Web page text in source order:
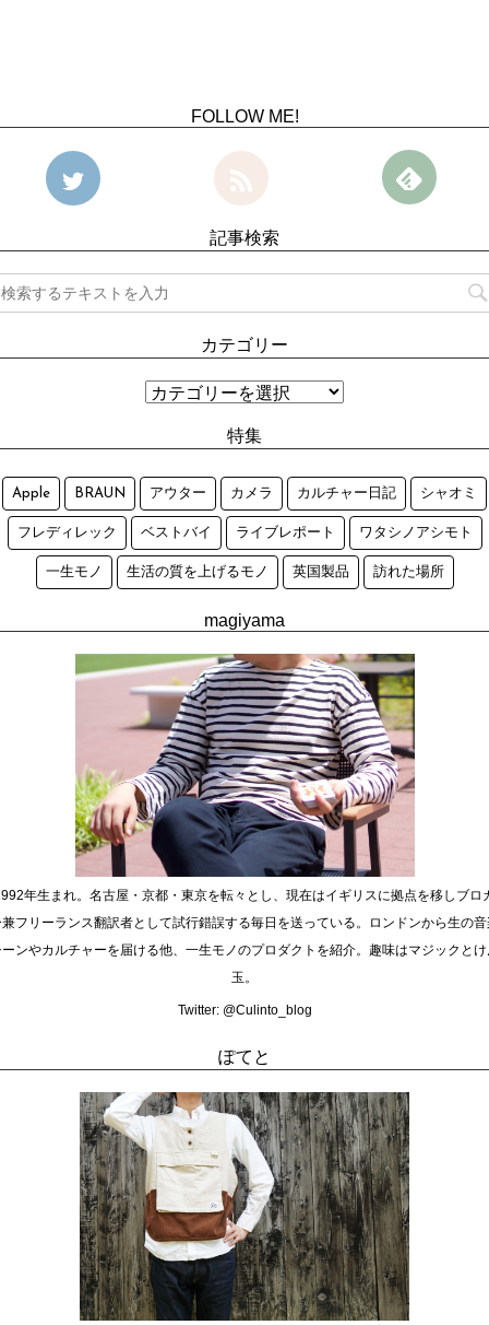
FOLLOW ME!
記事検索
カテゴリー
特集
Apple BRAUN アウター カメラ カルチャー日記 シャオミ
フレディレック ベストバイ ライブレポート ワタシノアシモト
一生モノ 生活の質を上げるモノ 英国製品 訪れた場所
magiyama
年生まれ。名古屋・京都・東京を転々とし、現在はイギリスに拠点を移しブロ
フリーランス翻訳者として試行錯誤する毎日を送っている。ロンドンから生の
ンやカルチャーを届ける他、一生モノのプロダクトを紹介。趣味はマジックと
玉。
Twitter: @Culinto_blog
ぽてと